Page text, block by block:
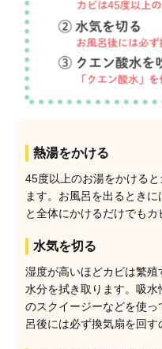
熱湯をかける
45度以上のお湯をかける
ます。お風呂を出るとき
と全体にかけるだけでもカ
水気を切る
湿度が高いほどカビは繁
水分を拭き取ります。吸
のスクイージーなどを使
呂後には必ず換気扇を回す